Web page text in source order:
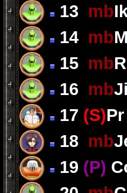
13 mb
14 mb
15 mb
16 mb
17 (S)
18 mb
19 (P)